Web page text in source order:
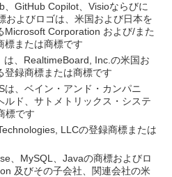
、GitHub Copilot、Visioならびに
およびロゴは、米国および日本を
Microsoft Corporation および/また
標または商標です
は、RealtimeBoard, Inc.の米国お
登録商標または商標です
は、ベイン・アンド・カンパニ
ルド、サトメトリックス・システ
標です
LLCの登録商標または
、MySQL、Javaの商標およびロ
及びその子会社、関連会社の米